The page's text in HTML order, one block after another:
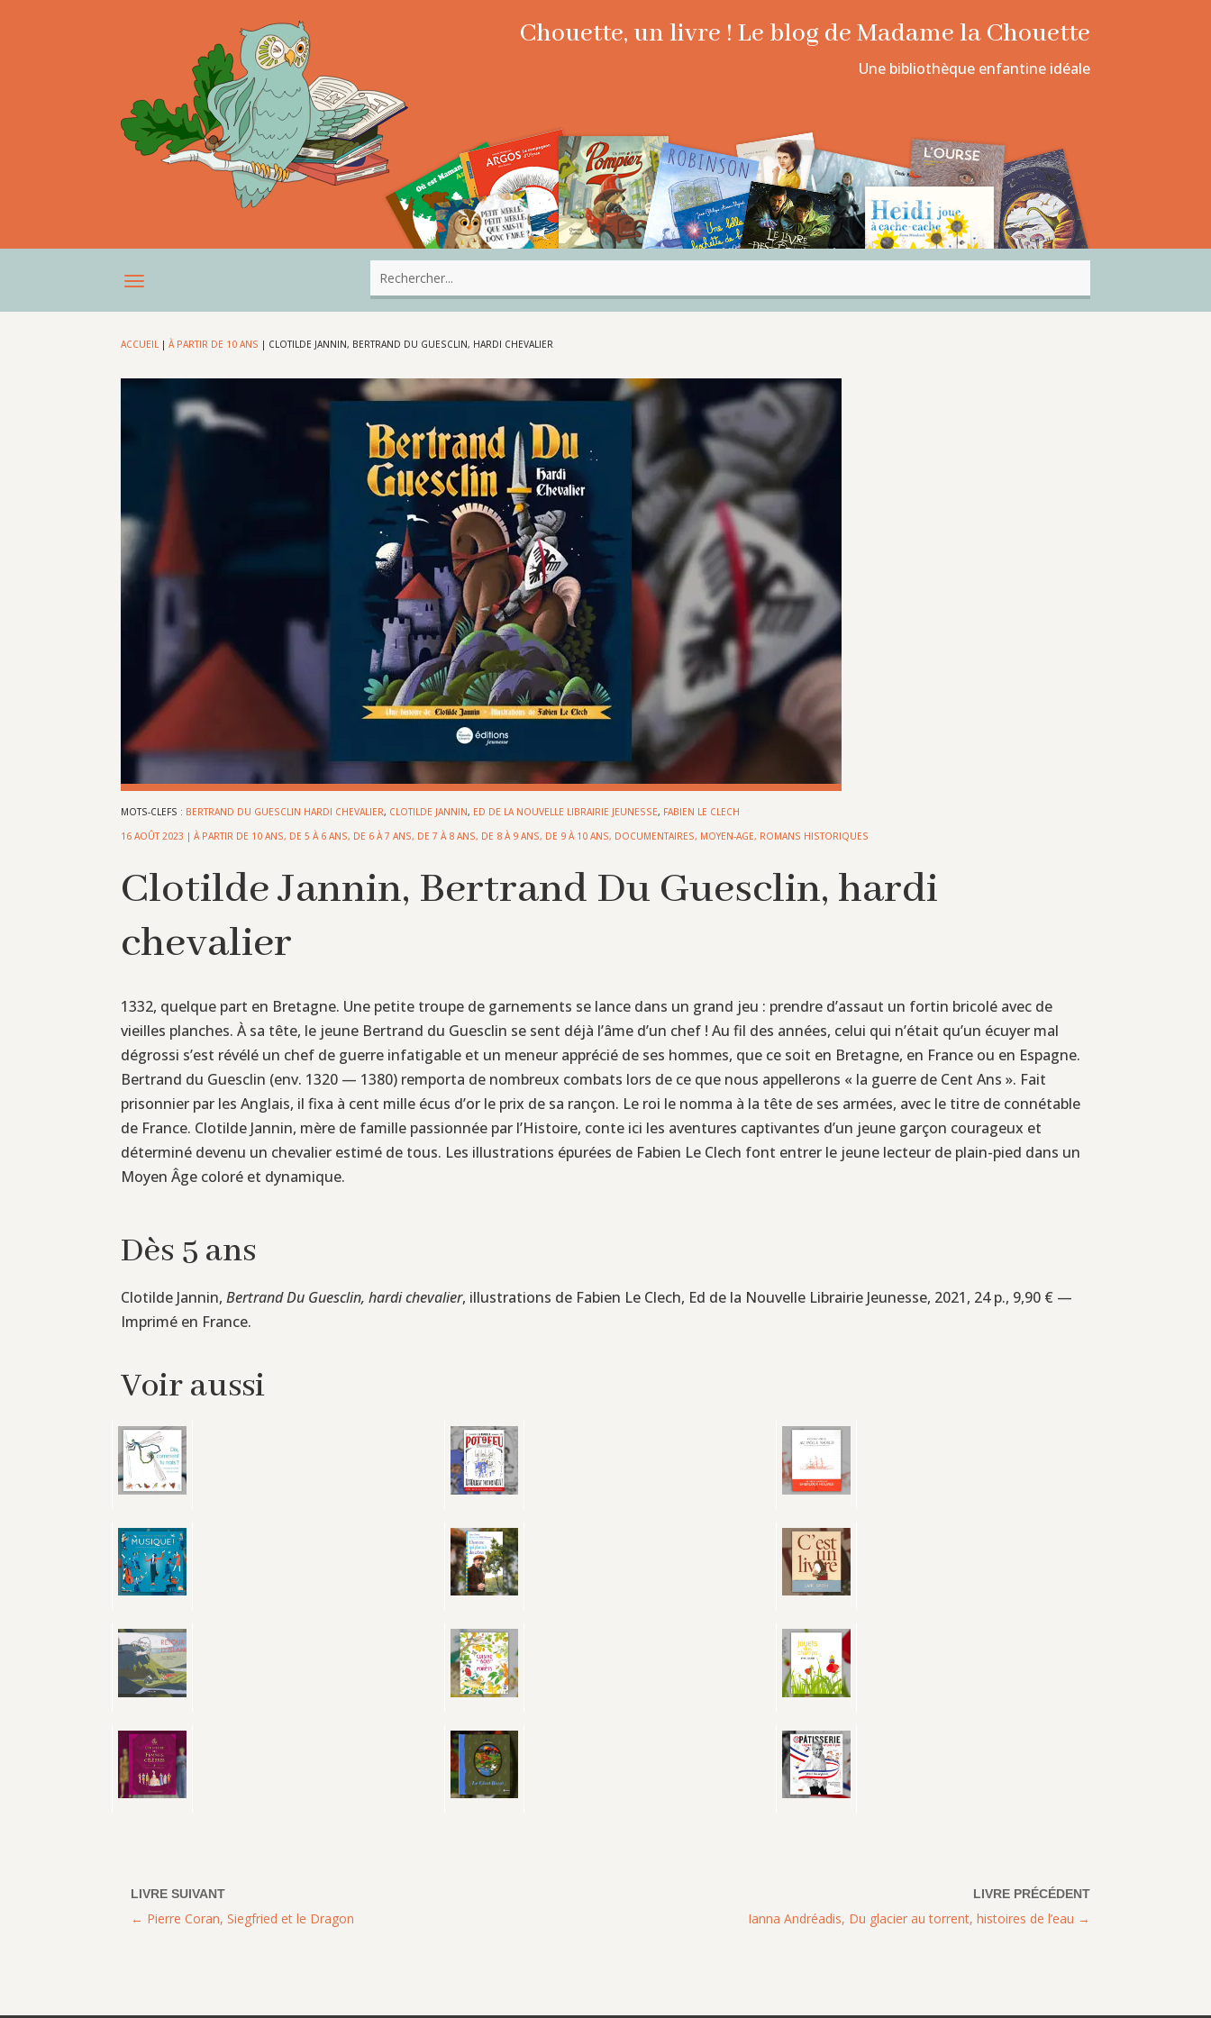
Chouette, un livre ! Le blog de Madame la Chouette
Une bibliothèque enfantine idéale
ACCUEIL |À PARTIR DE 10 ANS | CLOTILDE JANNIN, BERTRAND DU GUESCLIN, HARDI CHEVALIER
MOTS-CLEFS : BERTRAND DU GUESCLIN HARDI CHEVALIER, CLOTILDE JANNIN, ED DE LA NOUVELLE LIBRAIRIE JEUNESSE, FABIEN LE CLECH
16 AOÛT 2023 |À PARTIR DE 10 ANS, DE 5 À 6 ANS, DE 6 À 7 ANS, DE 7 À 8 ANS, DE 8 À 9 ANS, DE 9 À 10 ANS, DOCUMENTAIRES, MOYEN-AGE, ROMANS HISTORIQUES
Clotilde Jannin, Bertrand Du Guesclin, hardi
chevalier
1332, quelque part en Bretagne. Une petite troupe de garnements se lance dans un grand jeu : prendre d’assaut un fortin bricolé avec de
vieilles planches. À sa tête, le jeune Bertrand du Guesclin se sent déjà l’âme d’un chef ! Au fil des années, celui qui n’était qu’un écuyer mal
dégrossi s’est révélé un chef de guerre infatigable et un meneur apprécié de ses hommes, que ce soit en Bretagne, en France ou en Espagne.
Bertrand du Guesclin (env. 1320 — 1380) remporta de nombreux combats lors de ce que nous appellerons « la guerre de Cent Ans ». Fait
prisonnier par les Anglais, il fixa à cent mille écus d’or le prix de sa rançon. Le roi le nomma à la tête de ses armées, avec le titre de connétable
de France. Clotilde Jannin, mère de famille passionnée par l’Histoire, conte ici les aventures captivantes d’un jeune garçon courageux et
déterminé devenu un chevalier estimé de tous. Les illustrations épurées de Fabien Le Clech font entrer le jeune lecteur de plain-pied dans un
Moyen Âge coloré et dynamique.
Dès 5 ans
Clotilde Jannin,Bertrand Du Guesclin, hardi chevalier, illustrations de Fabien Le Clech, Ed de la Nouvelle Librairie Jeunesse, 2021, 24 p., 9,90 € —
Imprimé en France.
Voir aussi
Ianna Andréadis, Du glacier au torrent, histoires de l’eau
Pierre Coran, Siegfried et le Dragon